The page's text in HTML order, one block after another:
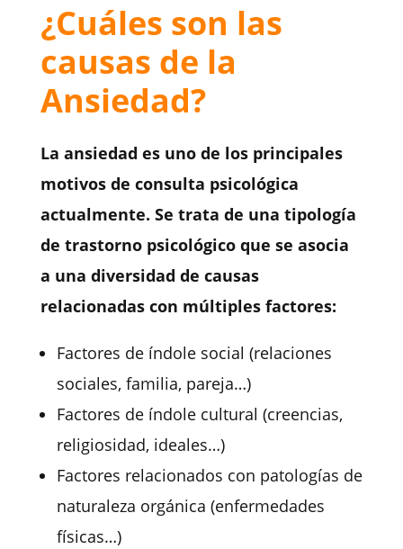
¿Cuáles son las
causas de la
Ansiedad?
La ansiedad es uno de los principales
motivos de consulta psicológica
actualmente. Se trata de una tipología
de trastorno psicológico que se asocia
a una diversidad de causas
relacionadas con múltiples factores:
Factores de índole social (relaciones
sociales, familia, pareja…)
Factores de índole cultural (creencias,
religiosidad, ideales…)
Factores relacionados con patologías de
naturaleza orgánica (enfermedades
físicas…)